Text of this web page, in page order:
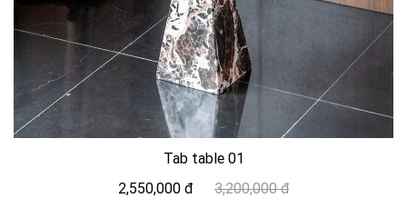
Tab table 01
2,550,000 đ
3,200,000 đ